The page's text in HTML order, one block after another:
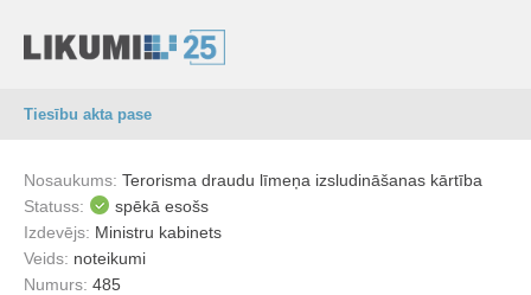
Tiesību akta pase
Nosaukums: Terorisma draudu līmeņa izsludināšanas kārtība
Statuss:
spēkā esošs
Izdevējs: Ministru kabinets
Veids: noteikumi
Numurs: 485